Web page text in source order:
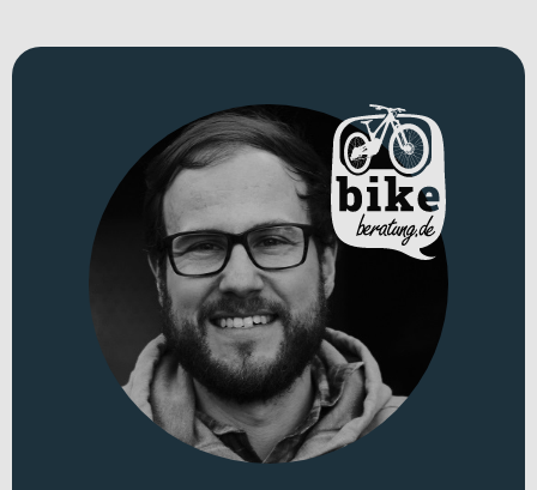
Für welche Einsätze eignet sich dieses Bike?
All-Mountain-Abenteuern und im technischen Terrain aus. Die
Kombination aus stabilem Aluminiumrahmen, sensibler Federung
und kraftvollem Antrieb sorgt dafür, dass du bergauf effizient
unterwegs bist und bergab maximale Kontrolle genießt. Mit einem
Gewicht von 26.08 kg bleibt das Bike souverän auf dem Trail und
vermittelt Fahrstabilität auch in schnellen Passagen. Erhältlich ist
es in den Farben „gloss metallic obsidian“, „satin cypress metallic“
und „gloss deep orange“.
Technisches Konzept und Systemintegration
Der Rahmen aus Aluminiumbildet die robuste Basis für
anspruchsvolle Einsätze im Gelände. An der Front arbeitet eine
Marzocchi Bomber Z1 Federgabel mit 150 mm Federweg (je nach
Rahmengröße S2–S6 mit 160 mm) und einstellbarer Compression,